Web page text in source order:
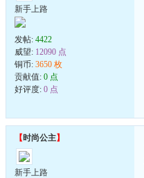
新手上路
发帖: 4422
威望: 12090 点
铜币: 3650 枚
贡献值: 0 点
好评度: 0 点
【时尚公主】
新手上路